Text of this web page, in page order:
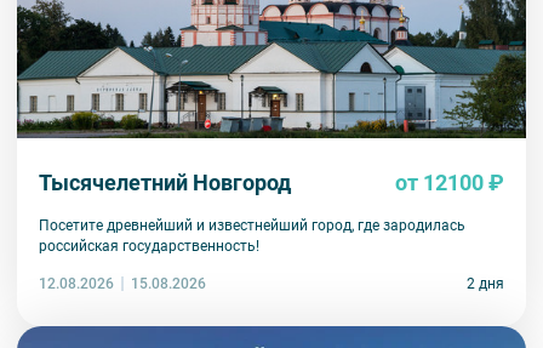
Тысячелетний Новгород от 12100 ₽
Посетите древнейший и известнейший город, где зародилась
российская государственность!
12.08.2026 15.08.2026 2 дня